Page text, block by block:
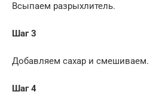
Всыпаем разрыхлитель.
Шаг 3
Добавляем сахар и смешиваем.
Шаг 4